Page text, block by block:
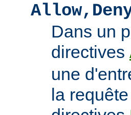
Dans un
directives
une
la